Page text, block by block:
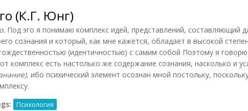
(К.Г. Юнг)
Под эго я понимаю комплекс идей, представлений, составляющий
сознания и который, как мне кажется, обладает в высокой
(идентичностью) с самим собой Поэтому я
комплекс есть настолько же содержание сознания, насколько и
ибо психический элемент осознан мной постольку,
Психология